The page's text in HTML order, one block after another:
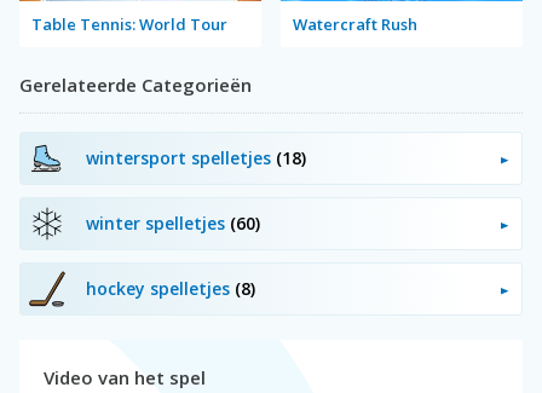
Table Tennis: World Tour Watercraft Rush
Gerelateerde Categorieën
wintersport spelletjes (18)
winter spelletjes (60)
hockey spelletjes (8)
Video van het spel